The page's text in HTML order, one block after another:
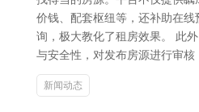
价钱、配套枢纽等，还补助在
询，极大教化了租房效果。 此
与安全性，对发布房源进行审
新闻动态